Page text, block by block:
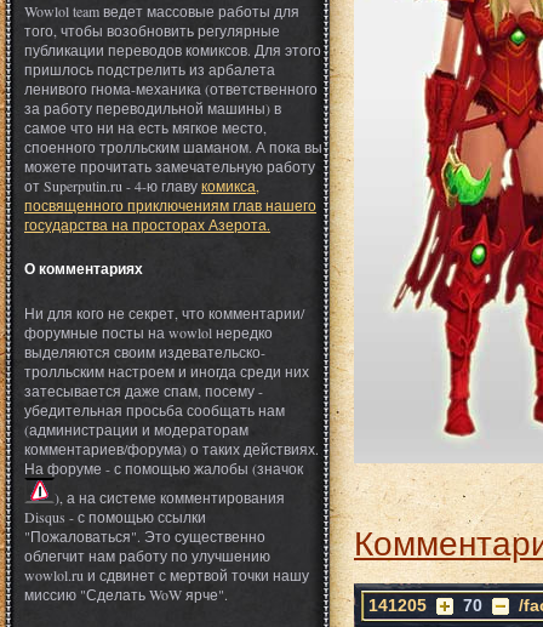
Wowlol team ведет массовые работы для
того, чтобы возобновить регулярные
публикации переводов комиксов. Для этого
пришлось подстрелить из арбалета
ленивого гнома-механика (ответственного
за работу переводильной машины) в
самое что ни на есть мягкое место,
споенного тролльским шаманом. А пока вы
можете прочитать замечательную работу
от Superputin.ru - 4-ю главукомикса,
посвященного приключениям глав нашего
государства на просторах Азерота.
О комментариях
Ни для кого не секрет, что комментарии/
форумные посты на wowlol нередко
выделяются своим издевательско-
тролльским настроем и иногда среди них
затесывается даже спам, посему -
убедительная просьба сообщать нам
(администрации и модераторам
комментариев/форума) о таких действиях.
На форуме - с помощью жалобы (значок
), а на системе комментирования
Disqus - с помощью ссылки
"Пожаловаться". Это существенно
облегчит нам работу по улучшению
wowlol.ru и сдвинет с мертвой точки нашу
миссию "Сделать WoW ярче".
141205 70 /